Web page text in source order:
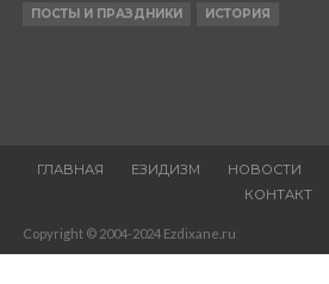
ПОСТЫ И ПРАЗДНИКИ
ИСТОРИЯ
ГЛАВНАЯ ЕЗИДИЗМ НОВОСТИ
КОНТАКТ
Copyright © 2004-2024 Ezdixane.ru